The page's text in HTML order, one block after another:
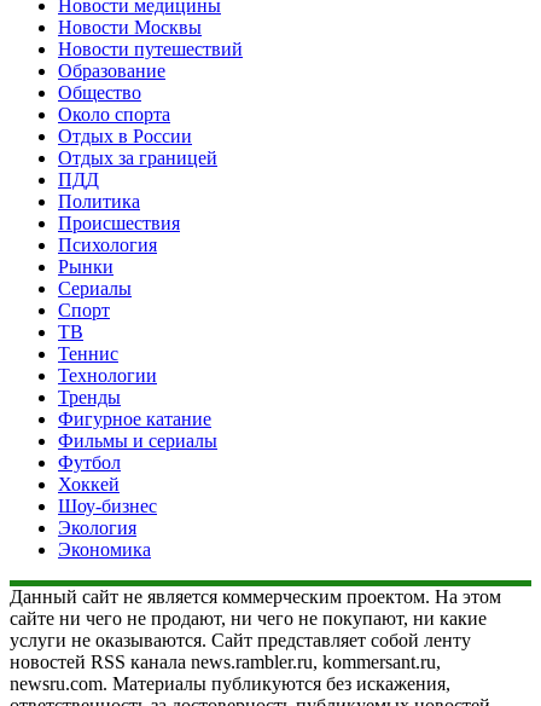
Новости медицины
Новости Москвы
Новости путешествий
Образование
Общество
Около спорта
Отдых в России
Отдых за границей
ПДД
Политика
Происшествия
Психология
Рынки
Сериалы
Спорт
ТВ
Теннис
Технологии
Тренды
Фигурное катание
Фильмы и сериалы
Футбол
Хоккей
Шоу-бизнес
Экология
Экономика
Данный сайт не является коммерческим проектом. На этом
сайте ни чего не продают, ни чего не покупают, ни какие
услуги не оказываются. Сайт представляет собой ленту
новостей RSS канала news.rambler.ru, kommersant.ru,
newsru.com. Материалы публикуются без искажения,